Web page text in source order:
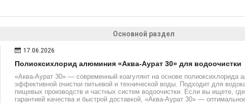
Основной раздел
17.06.2026
Полиоксихлорид алюминия «Аква-Аурат 30» для водоочистки
«Аква-Аурат 30» — современный коагулянт на основе полиоксихлорида
эффективной очистки питьевой и технической воды. Подходит для
пищевых производств и частных систем водоочистки. Если вы ищете,
гарантией качества и быстрой доставкой, «Аква-Аурат 30» —